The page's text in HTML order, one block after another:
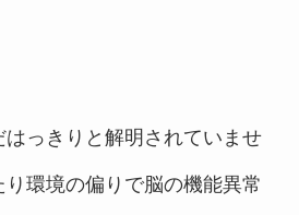
っきりと解明されていませ
環境の偏りで脳の機能異常